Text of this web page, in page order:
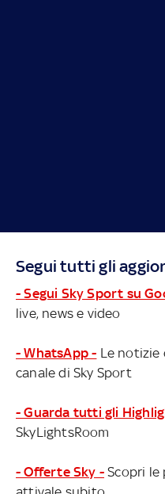
Segui tutti gli
- Segui Sky Sport su
live, news e video
- WhatsApp - Le notizie
canale di Sky Sport
- Guarda tutti gli
SkyLightsRoom
- Offerte Sky - Scopri le